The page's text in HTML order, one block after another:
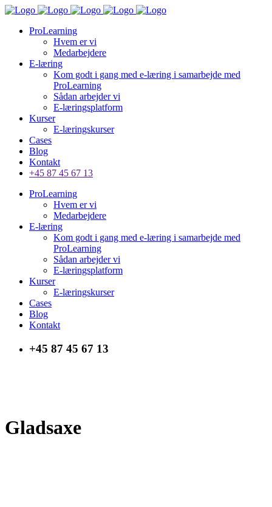
ProLearning
Hvem er vi
Medarbejdere
E-læring
Kom godt i gang med e-læring i samarbejde med
ProLearning
Sådan arbejder vi
E-læringsplatform
Kurser
E-læringskurser
Cases
Blog
Kontakt
+45 87 45 67 13
ProLearning
Hvem er vi
Medarbejdere
E-læring
Kom godt i gang med e-læring i samarbejde med
ProLearning
Sådan arbejder vi
E-læringsplatform
Kurser
E-læringskurser
Cases
Blog
Kontakt
+45 87 45 67 13
Gladsaxe